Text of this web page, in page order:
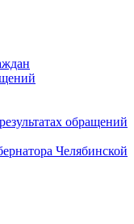
обращений
Челябинской